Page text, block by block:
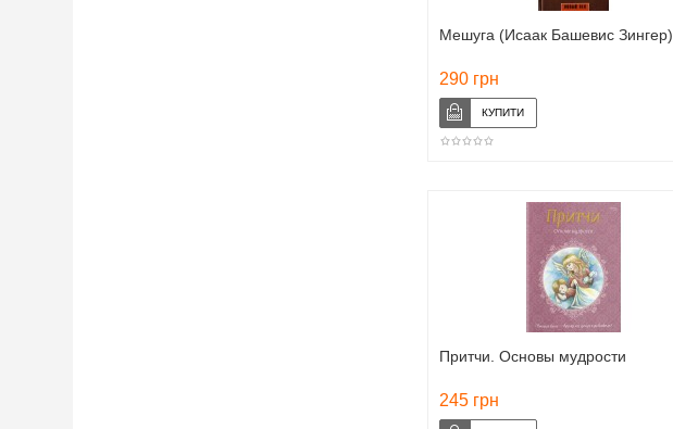
Мешуга (Исаак Башевис Зингер)
290 грн
Притчи. Основы мудрости
245 грн